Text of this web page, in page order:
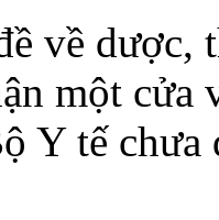
về dược,
một cửa
Y tế